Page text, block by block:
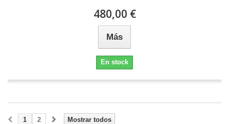
480,00 €
Más
En stock
Mostrar todos
1 2